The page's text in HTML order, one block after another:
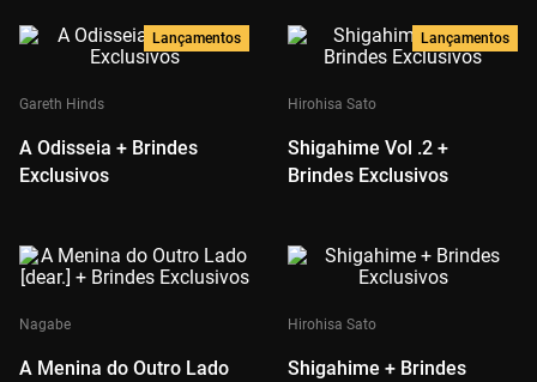
Gareth Hinds
A Odisseia + Brindes
Exclusivos
Lançamentos
Hirohisa Sato
Shigahime Vol .2 +
Brindes Exclusivos
Lançamentos
Nagabe
A Menina do Outro Lado
Hirohisa Sato
Shigahime + Brindes